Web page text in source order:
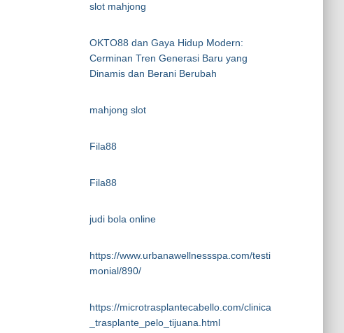
slot mahjong
OKTO88 dan Gaya Hidup Modern:
Cerminan Tren Generasi Baru yang
Dinamis dan Berani Berubah
mahjong slot
Fila88
Fila88
judi bola online
https://www.urbanawellnessspa.com/testi
monial/890/
https://microtrasplantecabello.com/clinica
_trasplante_pelo_tijuana.html